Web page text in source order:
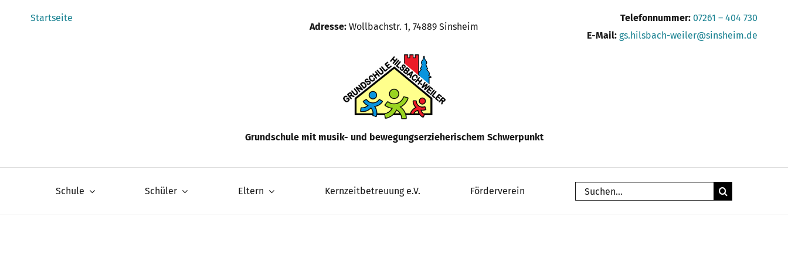
Startseite
Adresse:Wollbachstr. 1, 74889 Sinsheim
Telefonnummer: 07261 – 404 730
E-Mail:gs.hilsbach-weiler@sinsheim.de
Grundschule mit musik- und bewegungserzieherischem Schwerpunkt
Schule Schüler Eltern Kernzeitbetreuung e.V. Förderverein
Suche